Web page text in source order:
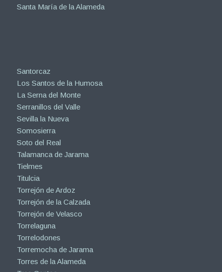
Santa María de la Alameda
Santorcaz
Los Santos de la Humosa
La Serna del Monte
Serranillos del Valle
Sevilla la Nueva
Somosierra
Soto del Real
Talamanca de Jarama
Tielmes
Titulcia
Torrejón de Ardoz
Torrejón de la Calzada
Torrejón de Velasco
Torrelaguna
Torrelodones
Torremocha de Jarama
Torres de la Alameda